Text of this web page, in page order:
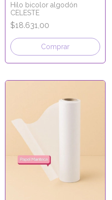
Hilo bicolor algodón
CELESTE
$18.631,00